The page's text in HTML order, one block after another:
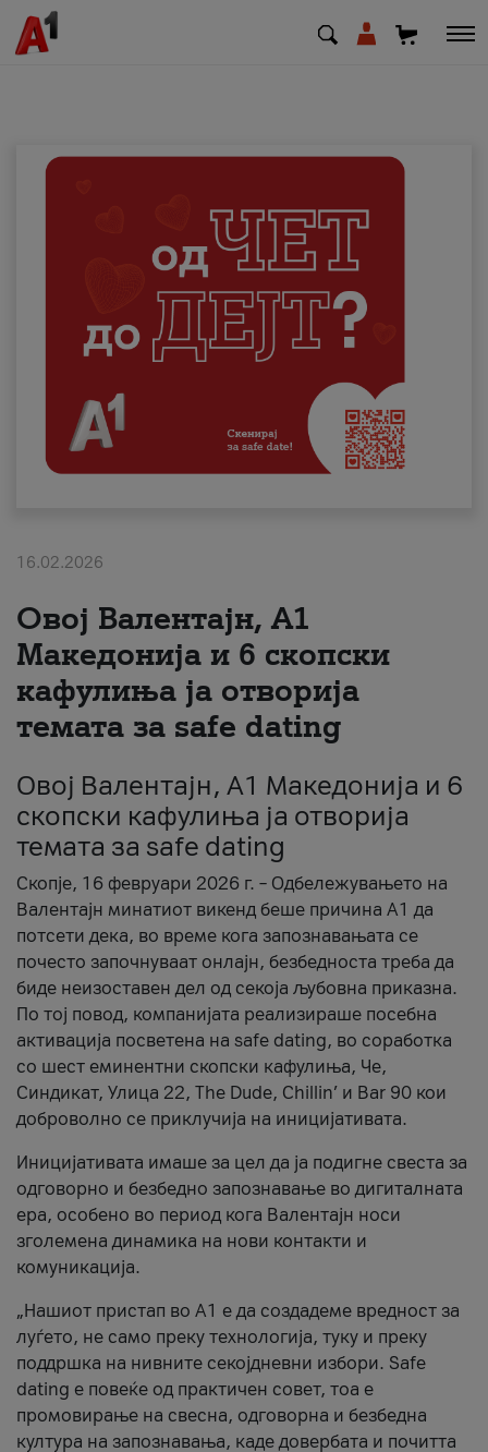
Деловни
Поддршка
Надополни кредит
Плати сметка
#ПодобарОнлајн
16.02.2026
Овој Валентајн, A1
Македонија и 6 скопски
кафулиња ја отворија
темата за safe dating
Овој Валентајн, A1 Македонија и 6
скопски кафулиња ја отворија
темата за safe dating
Скопје, 16 февруари 2026 г. – Одбележувањето на
Валентајн минатиот викенд беше причина А1 да
потсети дека, во време кога запознавањата се
почесто започнуваат онлајн, безбедноста треба да
биде неизоставен дел од секоја љубовна приказна.
По тој повод, компанијата реализираше посебна
активација посветена на safe dating, во соработка
со шест еминентни скопски кафулиња, Че,
Синдикат, Улица 22, The Dude, Chillin’ и Bar 90 кои
доброволно се приклучија на иницијативата.
Иницијативата имаше за цел да ја подигне свеста за
одговорно и безбедно запознавање во дигиталната
ера, особено во период кога Валентајн носи
зголемена динамика на нови контакти и
комуникација.
„Нашиот пристап во А1 е да создадеме вредност за
луѓето, не само преку технологија, туку и преку
поддршка на нивните секојдневни избори. Safe
dating е повеќе од практичен совет, тоа е
промовирање на свесна, одговорна и безбедна
култура на запознавања, каде довербата и почитта